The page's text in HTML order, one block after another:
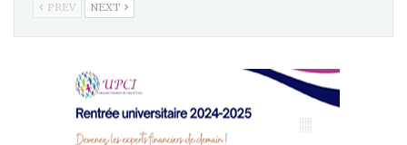
PREV NEXT